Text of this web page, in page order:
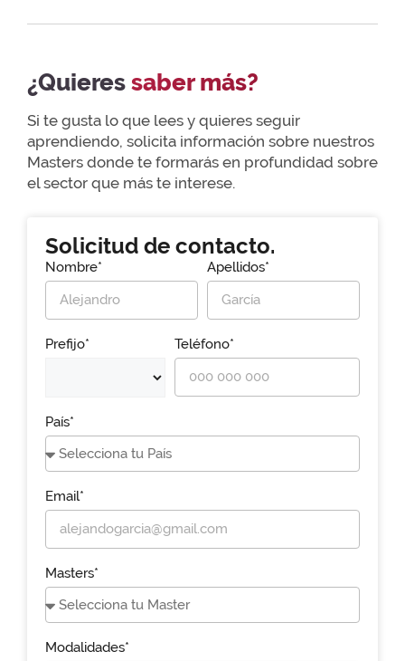
¿Quieressaber más?
Si te gusta lo que lees y quieres seguir
aprendiendo, solicita información sobre nuestros
Masters donde te formarás en profundidad sobre
el sector que más te interese.
Solicitud de contacto.
Nombre* Apellidos*
Prefijo* Teléfono*
País*
Email*
Masters*
Modalidades*